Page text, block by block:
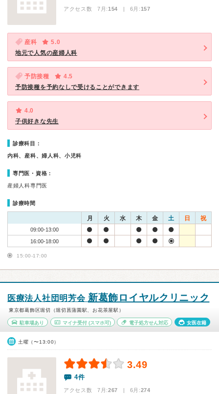
アクセス数 7月:154 | 6月:157
産科
5.0
地元で人気の産婦人科
予防接種
4.5
予防接種を予約なしで受けることができます
4.0
子供好きな先生
診療科目：
内科、産科、婦人科、小児科
専門医・資格：
産婦人科専門医
診療時間
月 火 水 木 金 土 日 祝
09:00-13:00
16:00-18:00
15:00-17:00
医療法人社団明芳会 新葛飾ロイヤルクリニック
東京都葛飾区堀切（堀切菖蒲園駅、お花茶屋駅）
駐車場あり マイナ受付(スマホ可) 電子処方せん対応 女医在籍
土曜（〜13:00）
3.49
4件
アクセス数 7月:267 | 6月:274